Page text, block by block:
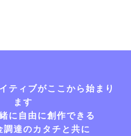
ティブがここから始まり
ます
に自由に創作できる
調達のカタチと共に